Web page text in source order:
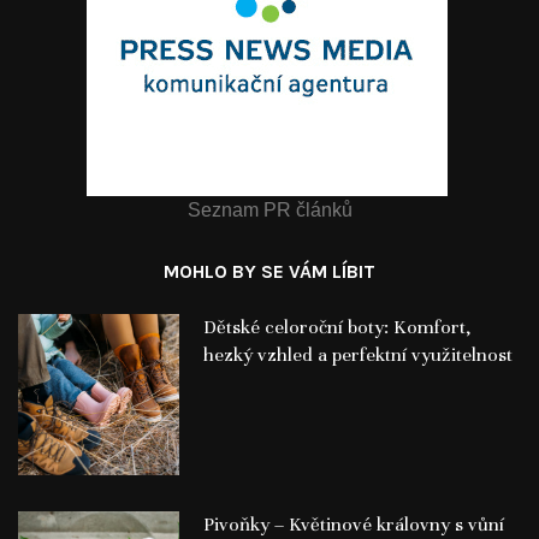
Seznam PR článků
MOHLO BY SE VÁM LÍBIT
Dětské celoroční boty: Komfort,
hezký vzhled a perfektní využitelnost
Pivoňky – Květinové královny s vůní